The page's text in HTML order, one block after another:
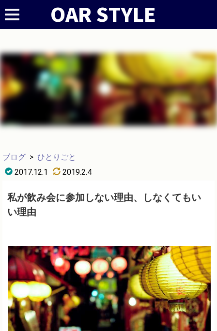
ブログ > ひとりごと
2017.12.1
2019.2.4
私が飲み会に参加しない理由、しなくてもい
い理由